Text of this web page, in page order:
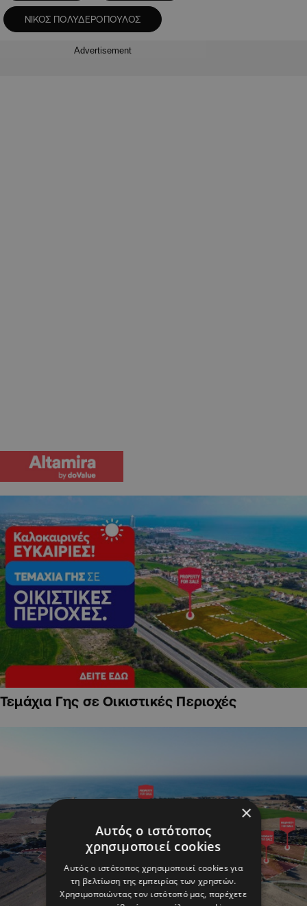
ΝΙΚΟΣ ΠΟΛΥΔΕΡΟΠΟΥΛΟΣ
Advertisement
Τεμάχια Γης σε Οικιστικές Περιοχές
×
Αυτός ο ιστότοπος
χρησιμοποιεί cookies
Αυτός ο ιστότοπος χρησιμοποιεί cookies για
τη βελτίωση της εμπειρίας των χρηστών.
Χρησιμοποιώντας τον ιστότοπό μας, παρέχετε